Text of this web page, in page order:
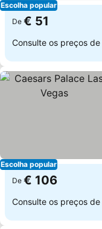
Escolha popular
De € 51
Consulte os preços de
Escolha popular
De € 106
Consulte os preços de